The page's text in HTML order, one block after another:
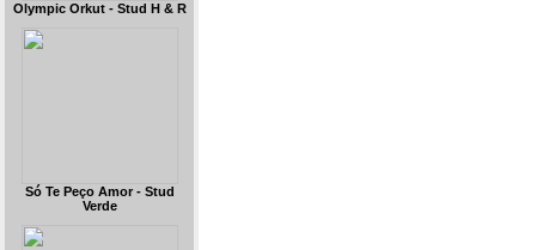
Olympic Orkut - Stud H & R
Só Te Peço Amor - Stud
Verde